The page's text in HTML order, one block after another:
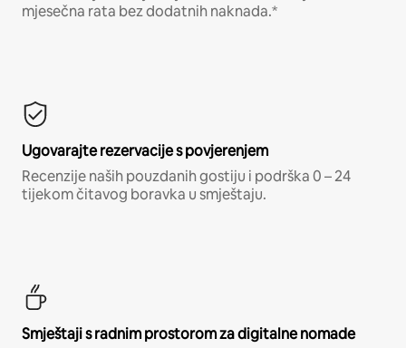
mjesečna rata bez dodatnih naknada.*
Ugovarajte rezervacije s povjerenjem
Recenzije naših pouzdanih gostiju i podrška 0 – 24
tijekom čitavog boravka u smještaju.
Smještaji s radnim prostorom za digitalne nomade